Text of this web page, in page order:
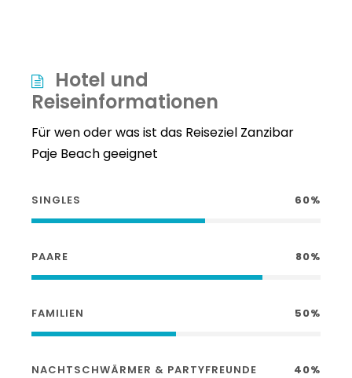
Hotel und
Reiseinformationen
Für wen oder was ist das Reiseziel Zanzibar
Paje Beach geeignet
SINGLES 60%
PAARE 80%
FAMILIEN 50%
NACHTSCHWÄRMER & PARTYFREUNDE 40%